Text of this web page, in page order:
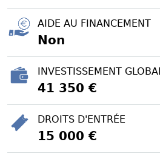
AIDE AU FINANCEMENT
Non
INVESTISSEMENT GLOBAL
41 350 €
DROITS D'ENTRÉE
15 000 €